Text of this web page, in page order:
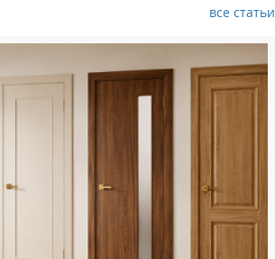
все статьи